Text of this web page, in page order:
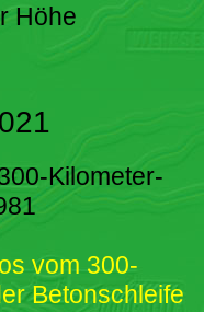
Höhe
Kilometer-
vom 300-
Betonschleife